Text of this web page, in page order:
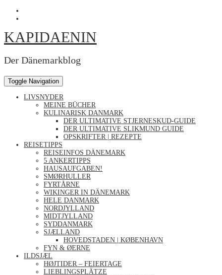
auf
Facebook
kapidaenin
auf
anzeigen
KAPIDAENIN
Der Dänemarkblog
Toggle Navigation
LIVSNYDER
MEINE BÜCHER
KULINARISK DANMARK
DER ULTIMATIVE STJERNESKUD-GUIDE
DER ULTIMATIVE SLIKMUND GUIDE
OPSKRIFTER | REZEPTE
REISETIPPS
REISEINFOS DÄNEMARK
5 ANKERTIPPS
HAUSAUFGABEN!
SMØRHULLER
FYRTÅRNE
WIKINGER IN DÄNEMARK
HELE DANMARK
NORDJYLLAND
MIDTJYLLAND
SYDDANMARK
SJÆLLAND
HOVEDSTADEN | KØBENHAVN
FYN & ØERNE
ILDSJÆL
HØJTIDER – FEIERTAGE
LIEBLINGSPLÄTZE